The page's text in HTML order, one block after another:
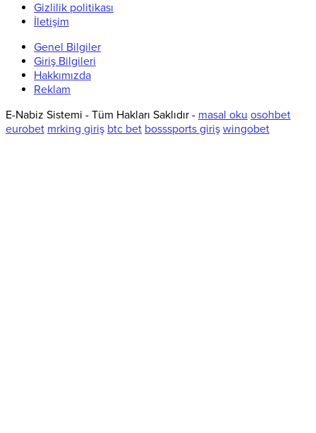
Gizlilik politikası
İletişim
Genel Bilgiler
Giriş Bilgileri
Hakkımızda
Reklam
E-Nabiz Sistemi - Tüm Hakları Saklıdır - masal oku osohbet
eurobet mrking giriş btc bet bosssports giriş wingobet